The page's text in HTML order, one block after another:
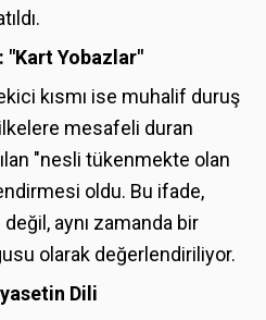
"Kart Yobazlar"
kısmı ise muhalif duruş
mesafeli duran
"nesli tükenmekte olan
oldu. Bu ifade,
aynı zamanda bir
olarak değerlendiriliyor.
Dili